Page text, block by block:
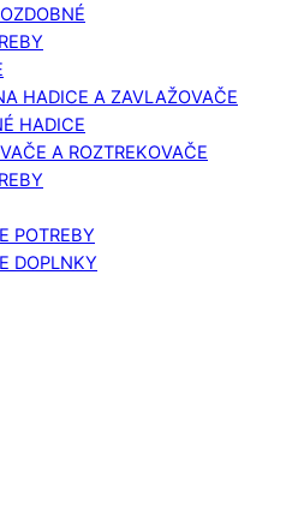
HADICE A ZAVLAŽOVAČE
HADICE
A ROZTREKOVAČE
POTREBY
DOPLNKY